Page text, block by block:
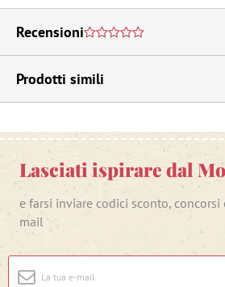
Recensioni
Prodotti simili
Lasciati ispirare dal
e farsi inviare codici sconto,
mail